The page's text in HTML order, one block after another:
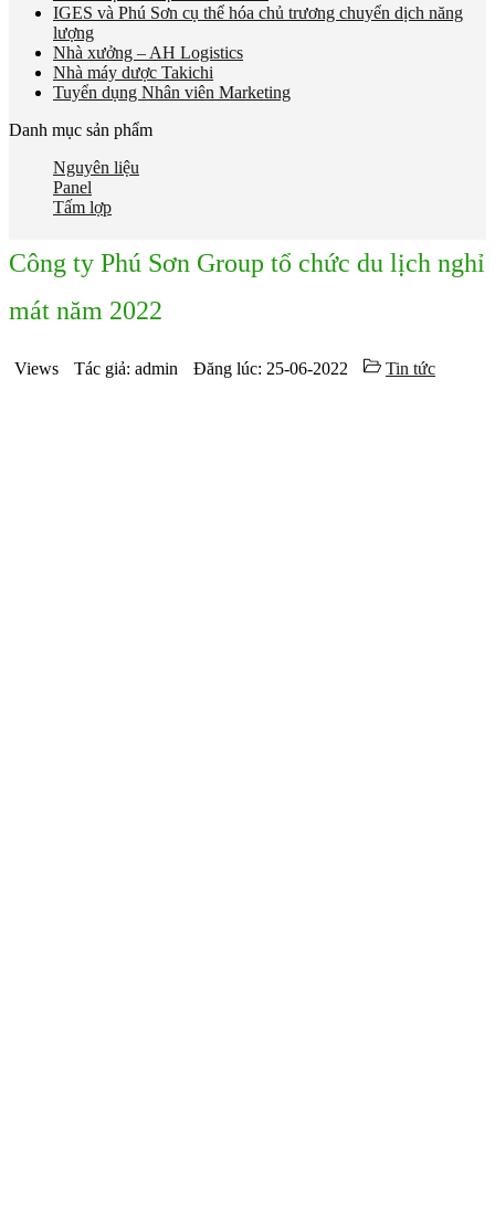
IGES và Phú Sơn cụ thể hóa chủ trương chuyển dịch năng
lượng
Nhà xưởng – AH Logistics
Nhà máy dược Takichi
Tuyển dụng Nhân viên Marketing
Danh mục sản phẩm
Nguyên liệu
Panel
Tấm lợp
Công ty Phú Sơn Group tổ chức du lịch nghỉ
mát năm 2022
Views Tác giả: admin Đăng lúc: 25-06-2022 Tin tức